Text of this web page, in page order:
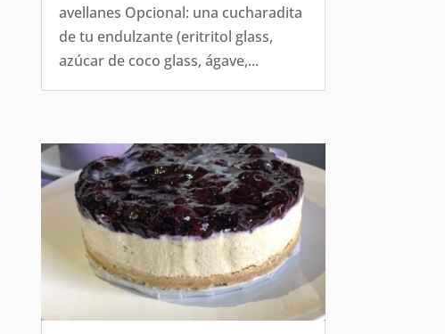
avellanes Opcional: una cucharadita
de tu endulzante (eritritol glass,
azúcar de coco glass, ágave,...